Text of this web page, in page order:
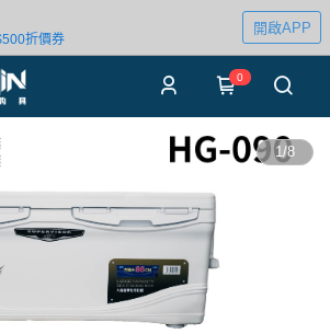
折價券
開啟APP
0
1/8